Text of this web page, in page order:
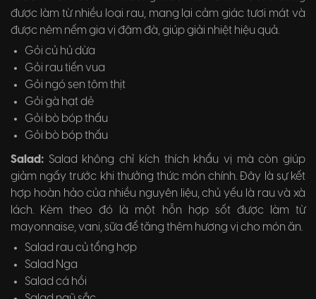
được làm từ nhiều loại rau, mang lại cảm giác tươi mát và
được nêm nếm gia vị đậm đà, giúp giải nhiệt hiệu quả.
Gỏi củ hủ dừa
Gỏi rau tiến vua
Gỏi ngó sen tôm thịt
Gỏi gà hạt dẻ
Gỏi bò bóp thấu
Gỏi bò bóp thấu
Salad: Salad không chỉ kích thích khẩu vị mà còn giúp
giảm ngấy trước khi thưởng thức món chính. Đây là sự kết
hợp hoàn hảo của nhiều nguyên liệu, chủ yếu là rau và xà
lách. Kèm theo đó là một hỗn hợp sốt được làm từ
mayonnaise, vani, sữa để tăng thêm hương vị cho món ăn.
Salad rau củ tổng hợp
Salad Nga
Salad cá hồi